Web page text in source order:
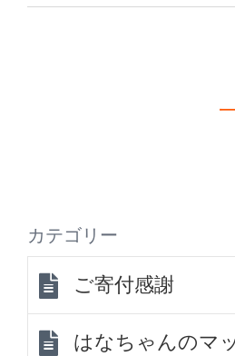
カテゴリー
ご寄付感謝
はなちゃんのマ